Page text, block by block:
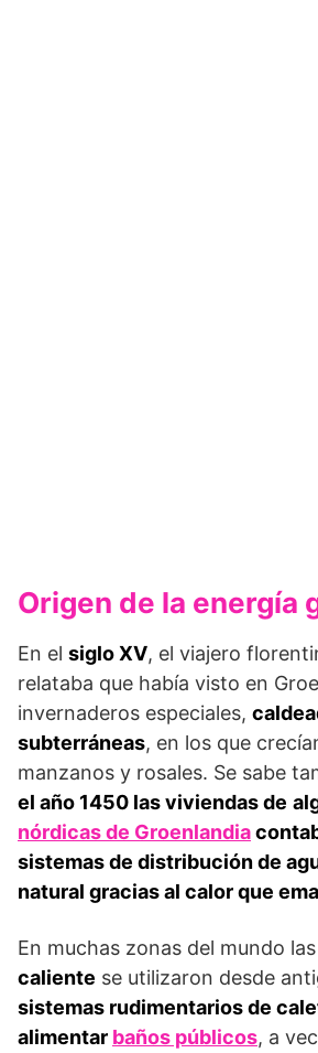
Origen de la energía
En el siglo XV, el viajero
relataba que había visto en
invernaderos especiales,
subterráneas, en los que
manzanos y rosales. Se sabe
el año 1450 las viviendas de
nórdicas de Groenlandia
sistemas de distribución de
natural gracias al calor que
En muchas zonas del mundo las
caliente se utilizaron desde
sistemas rudimentarios de
alimentar baños públicos, a